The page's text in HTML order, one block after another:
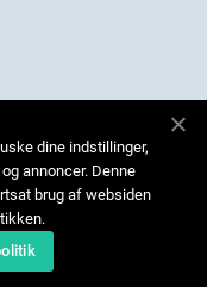
dine indstillinger,
annoncer. Denne
brug af websiden